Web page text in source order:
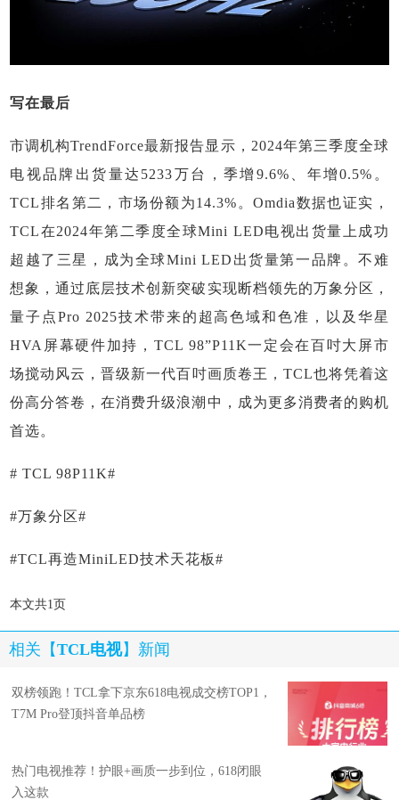
写在最后
市调机构TrendForce最新报告显示，2024年第三季度全球
电视品牌出货量达5233万台，季增9.6%、年增0.5%。
TCL排名第二，市场份额为14.3%。Omdia数据也证实，
TCL在2024年第二季度全球Mini LED电视出货量上成功
超越了三星，成为全球Mini LED出货量第一品牌。不难
想象，通过底层技术创新突破实现断档领先的万象分区，
量子点Pro 2025技术带来的超高色域和色准，以及华星
HVA屏幕硬件加持，TCL 98”P11K一定会在百吋大屏市
场搅动风云，晋级新一代百吋画质卷王，TCL也将凭着这
份高分答卷，在消费升级浪潮中，成为更多消费者的购机
首选。
# TCL 98P11K#
#万象分区#
#TCL再造MiniLED技术天花板#
本文共1页
相关【TCL电视】新闻
双榜领跑！TCL拿下京东618电视成交榜TOP1，
T7M Pro登顶抖音单品榜
热门电视推荐！护眼+画质一步到位，618闭眼
入这款